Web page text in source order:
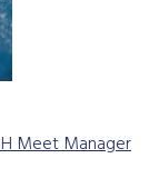
Meet Manager